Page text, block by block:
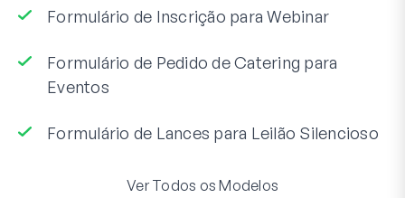
Formulário de Inscrição para Webinar
Formulário de Pedido de Catering para
Eventos
Formulário de Lances para Leilão Silencioso
Ver Todos os Modelos